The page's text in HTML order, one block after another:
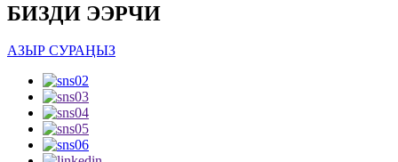
БИЗДИ ЭЭРЧИ
АЗЫР СУРАҢЫЗ